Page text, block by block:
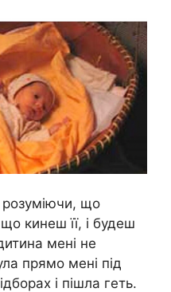
розуміючи, що
кинеш її, і будеш
мені не
прямо мені під
і пішла геть.